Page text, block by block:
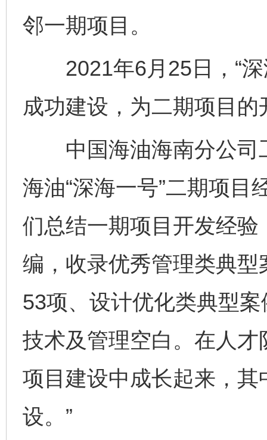
邻一期项目。
2021年6月25日，“深
成功建设，为二期项目
中国海油海南分公司
海油“深海一号”二期项目
们总结一期项目开发经
编，收录优秀管理类典
53项、设计优化类典型
技术及管理空白。在人
项目建设中成长起来，
设。”